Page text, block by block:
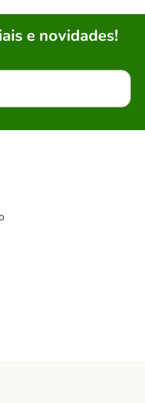
e novidades!